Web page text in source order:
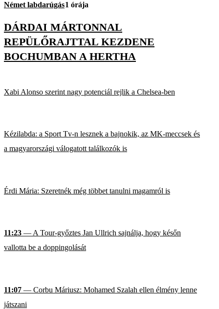
Német labdarúgás1 órája
DÁRDAI MÁRTONNAL
REPÜLŐRAJTTAL KEZDENE
BOCHUMBAN A HERTHA
Xabi Alonso szerint nagy potenciál rejlik a Chelsea-ben
Kézilabda: a Sport Tv-n lesznek a bajnokik, az MK-meccsek és
a magyarországi válogatott találkozók is
Érdi Mária: Szeretnék még többet tanulni magamról is
11:23 — A Tour-győztes Jan Ullrich sajnálja, hogy későn
vallotta be a doppingolását
11:07 — Corbu Máriusz: Mohamed Szalah ellen élmény lenne
játszani